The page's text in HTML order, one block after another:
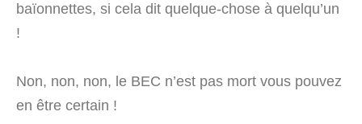
baïonnettes, si cela dit quelque-chose à quelqu’un
!
Non, non, non, le BEC n’est pas mort vous pouvez
en être certain !